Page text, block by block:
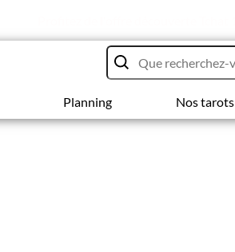
Planning Nos tarots